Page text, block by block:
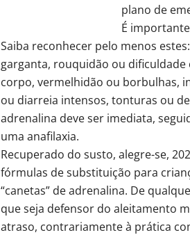
plano de
É
Saiba reconhecer pelo menos
garganta, rouquidão ou
corpo, vermelhidão ou borbulhas,
ou diarreia intensos, tonturas ou
adrenalina deve ser imediata,
uma anafilaxia.
Recuperado do susto, alegre-se,
fórmulas de substituição para
“canetas” de adrenalina. De
que seja defensor do aleitamento
atraso, contrariamente à prática